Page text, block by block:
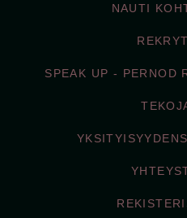
NAUTI
SPEAK UP - PERNOD